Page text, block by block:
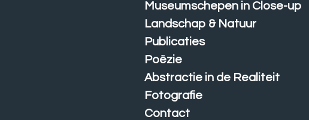
Museumschepen in Close-up
Landschap & Natuur
Publicaties
Poëzie
Abstractie in de Realiteit
Fotografie
Contact